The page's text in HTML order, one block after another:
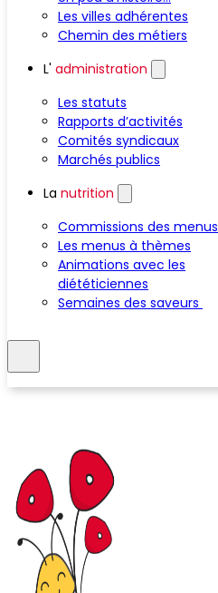
Les villes adhérentes
Chemin des métiers
L' administration
Les statuts
Rapports d’activités
Comités syndicaux
Marchés publics
La nutrition
Commissions des menus
Les menus à thèmes
Animations avec les
diététiciennes
Semaines des saveurs